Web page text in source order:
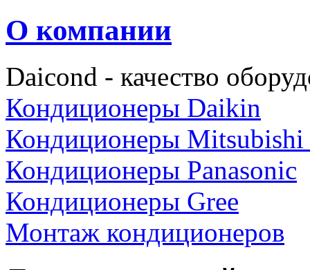
О компании
Daicond - качество
Кондиционеры Daikin
Кондиционеры Mitsubishi
Кондиционеры Panasonic
Кондиционеры Gree
Монтаж кондиционеров